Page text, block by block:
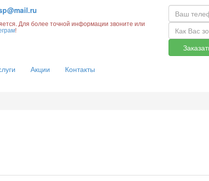
Для более точной информации звоните или
!
Акции Контакты